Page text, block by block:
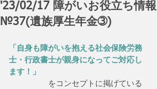
'23/02/17 障がいお役立ち情報
№37(遺族厚生年金➂)
「自身も障がいを抱える社会保険労務
士・行政書士が親身になってご対応し
ます！」
をコンセプトに掲げている